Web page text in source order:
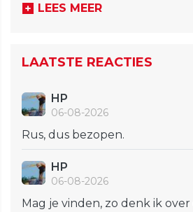
LEES MEER
LAATSTE REACTIES
HP
06-08-2026
Rus, dus bezopen.
HP
06-08-2026
Mag je vinden, zo denk ik